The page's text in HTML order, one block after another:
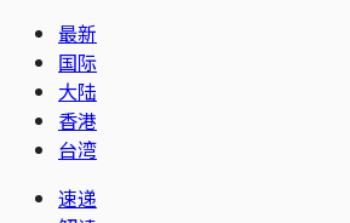
最新
国际
大陆
香港
台湾
速递